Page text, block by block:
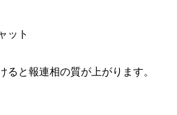
ット
ると報連相の質が上がります。